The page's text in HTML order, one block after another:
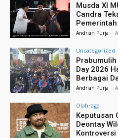
Musda XI
Candra
Pemerintah
Andrian Purja -
Uncategorized
Day 2026
Berbagai
Andrian Purja -
Olahraga
Keputusan
Deontay
Kontroversi